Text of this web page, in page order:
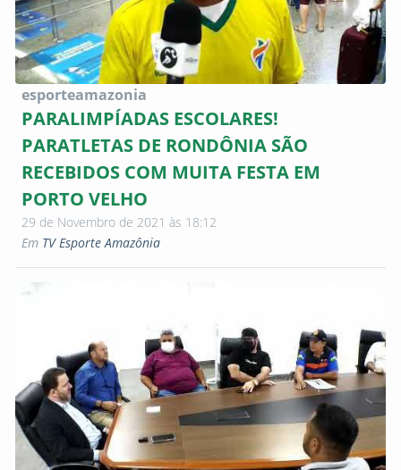
esporteamazonia
PARALIMPÍADAS ESCOLARES!
PARATLETAS DE RONDÔNIA SÃO
RECEBIDOS COM MUITA FESTA EM
PORTO VELHO
29 de Novembro de 2021 às 18:12
Em TV Esporte Amazônia